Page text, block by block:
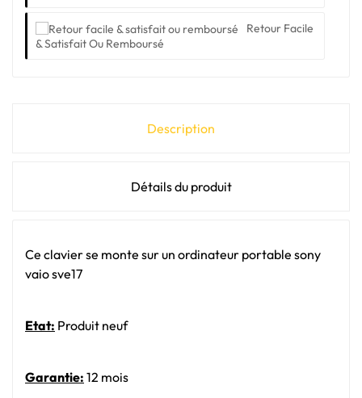
Retour Facile
& Satisfait Ou Remboursé
Description
Détails du produit
Ce clavier se monte sur un ordinateur portable sony
vaio sve17
Etat: Produit neuf
Garantie: 12 mois